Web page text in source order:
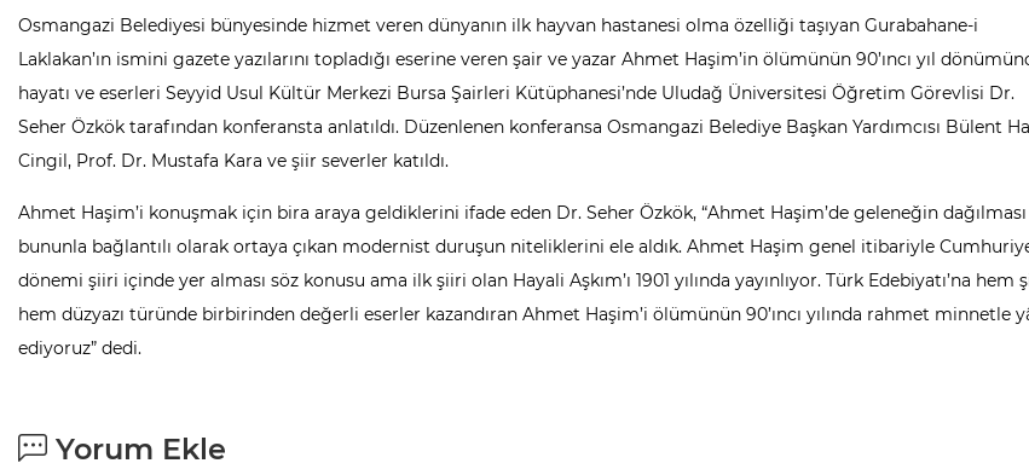
Osmangazi Belediyesi bünyesinde hizmet veren dünyanın ilk hayvan hastanesi olma özelliği taşıyan Gurabahane-i
Laklakan’ın ismini gazete yazılarını topladığı eserine veren şair ve yazar Ahmet Haşim’in ölümünün 90’ıncı yıl
hayatı ve eserleri Seyyid Usul Kültür Merkezi Bursa Şairleri Kütüphanesi’nde Uludağ Üniversitesi Öğretim Görevlisi Dr.
Seher Özkök tarafından konferansta anlatıldı. Düzenlenen konferansa Osmangazi Belediye Başkan Yardımcısı Bülent
Cingil, Prof. Dr. Mustafa Kara ve şiir severler katıldı.
Ahmet Haşim’i konuşmak için bira araya geldiklerini ifade eden Dr. Seher Özkök, “Ahmet Haşim’de geleneğin
bununla bağlantılı olarak ortaya çıkan modernist duruşun niteliklerini ele aldık. Ahmet Haşim genel itibariyle
dönemi şiiri içinde yer alması söz konusu ama ilk şiiri olan Hayali Aşkım’ı 1901 yılında yayınlıyor. Türk Edebiyatı’na hem
hem düzyazı türünde birbirinden değerli eserler kazandıran Ahmet Haşim’i ölümünün 90’ıncı yılında rahmet minnetle
ediyoruz” dedi.
Yorum Ekle